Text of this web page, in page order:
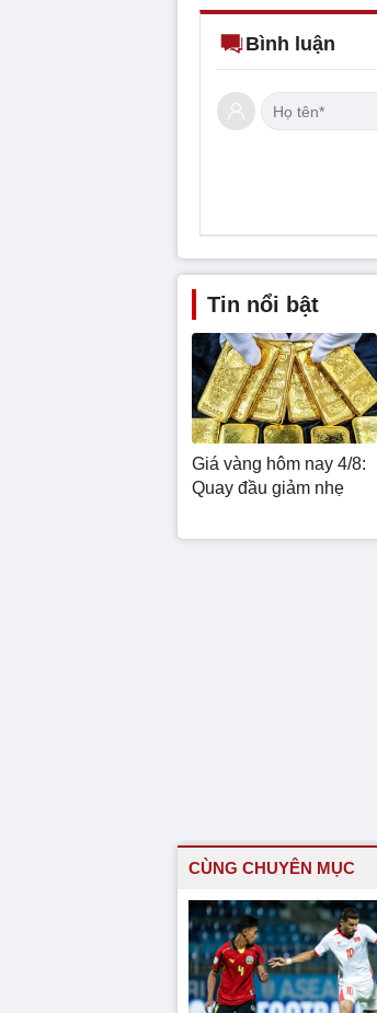
Bình luận
Tin nổi bật
Giá vàng hôm nay 4/8:
Quay đầu giảm nhẹ
CÙNG CHUYÊN MỤC